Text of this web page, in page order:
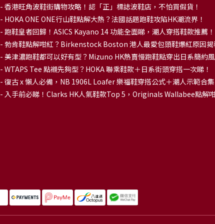
- 香港旺角波鞋街購物攻略！認「正」標誌波鞋店，不怕買假貨！
- HOKA ONE ONE行山鞋點解大熱？法國話題跑鞋攻陷HK潮流界！
- 跑鞋皇者回歸！ASICS Kayano 14 功能全面睇，潮人穿搭鞋款推薦！
- 勃肯鞋點解咁紅？Birkenstock Boston 港人最愛包頭鞋爆紅原因揭
- 美津濃跑鞋都可以好有型？Mizuno HK熱賣慢跑鞋點穿出日系簡約風
- WTAPS Tee 點襯先夠型？HOKA 聯乘鞋款＋日系街頭穿搭一次睇！
- 復古 x 懶人必備，NB 1906L Loafer 樂福鞋穿搭公式＋潮人示範合集
- 入手前必睇！Clarks HK人氣鞋款Top 5，Originals Wallabee點解